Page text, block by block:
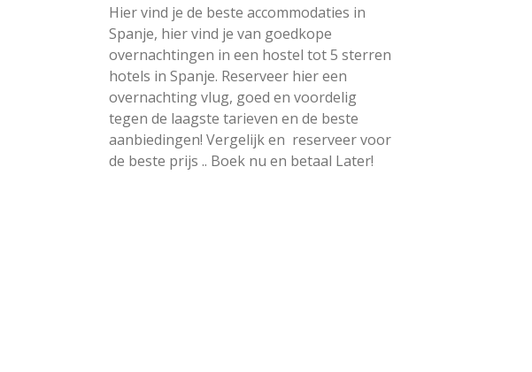
Hier vind je de beste accommodaties in
Spanje, hier vind je van goedkope
overnachtingen in een hostel tot 5 sterren
hotels in Spanje. Reserveer hier een
overnachting vlug, goed en voordelig
tegen de laagste tarieven en de beste
aanbiedingen! Vergelijk en reserveer voor
de beste prijs .. Boek nu en betaal Later!